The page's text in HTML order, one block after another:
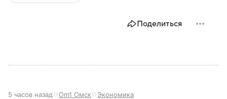
Поделиться
5 часов назад Om1 Омск Экономика